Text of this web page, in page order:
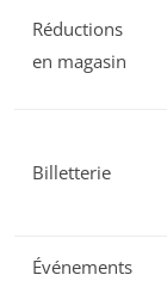
Réductions
en magasin
Billetterie
Événements